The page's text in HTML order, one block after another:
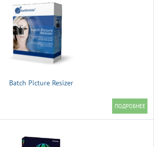
Batch Picture Resizer